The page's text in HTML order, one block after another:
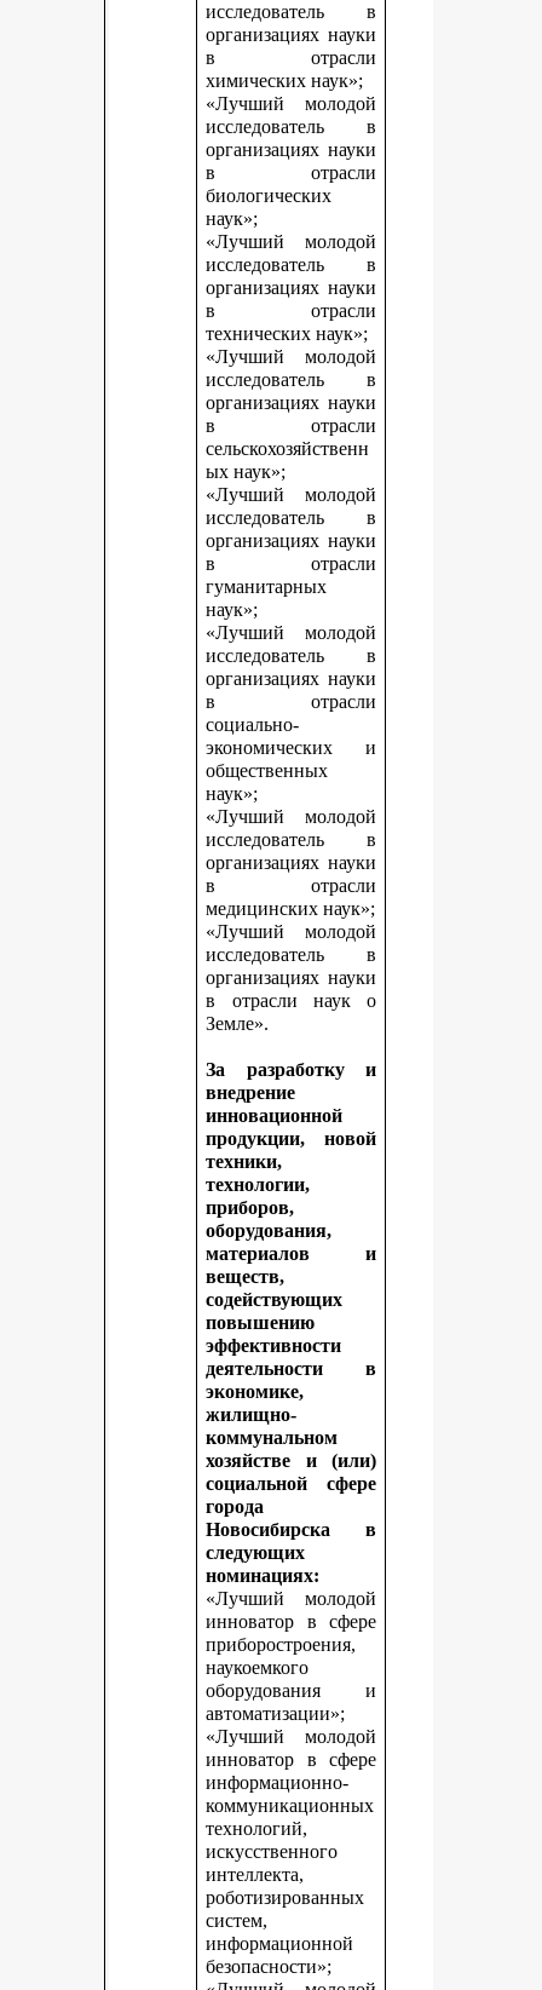
исследователь в
организациях науки
в отрасли
химических наук»;
«Лучший молодой
исследователь в
организациях науки
в отрасли
биологических
наук»;
«Лучший молодой
исследователь в
организациях науки
в отрасли
технических наук»;
«Лучший молодой
исследователь в
организациях науки
в отрасли
сельскохозяйственн
ых наук»;
«Лучший молодой
исследователь в
организациях науки
в отрасли
гуманитарных
наук»;
«Лучший молодой
исследователь в
организациях науки
в отрасли
социально-
экономических и
общественных
наук»;
«Лучший молодой
исследователь в
организациях науки
в отрасли
медицинских наук»;
«Лучший молодой
исследователь в
организациях науки
в отрасли наук о
Земле».
За разработку и
внедрение
инновационной
продукции, новой
техники,
технологии,
приборов,
оборудования,
материалов и
веществ,
содействующих
повышению
эффективности
деятельности в
экономике,
жилищно-
коммунальном
хозяйстве и (или)
социальной сфере
города
Новосибирска в
следующих
номинациях:
«Лучший молодой
инноватор в сфере
приборостроения,
наукоемкого
оборудования и
автоматизации»;
«Лучший молодой
инноватор в сфере
информационно-
коммуникационных
технологий,
искусственного
интеллекта,
роботизированных
систем,
информационной
безопасности»;